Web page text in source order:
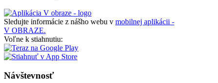
Sledujte informácie z nášho webu v mobilnej aplikácii -
V OBRAZE.
Voľne k stiahnutiu:
Návštevnosť